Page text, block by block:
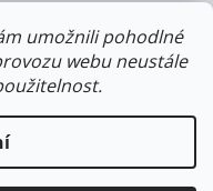
umožnili pohodlné
webu neustále